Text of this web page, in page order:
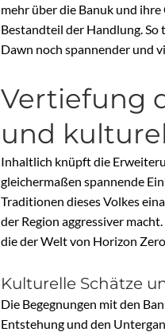
mehr über die Banuk und
Bestandteil der Handlung.
Dawn noch spannender und
Vertiefung
und
Inhaltlich knüpft die
gleichermaßen spannende
Traditionen dieses Volkes
der Region aggressiver
die der Welt von Horizon
Kulturelle Schätze
Die Begegnungen mit den
Entstehung und den